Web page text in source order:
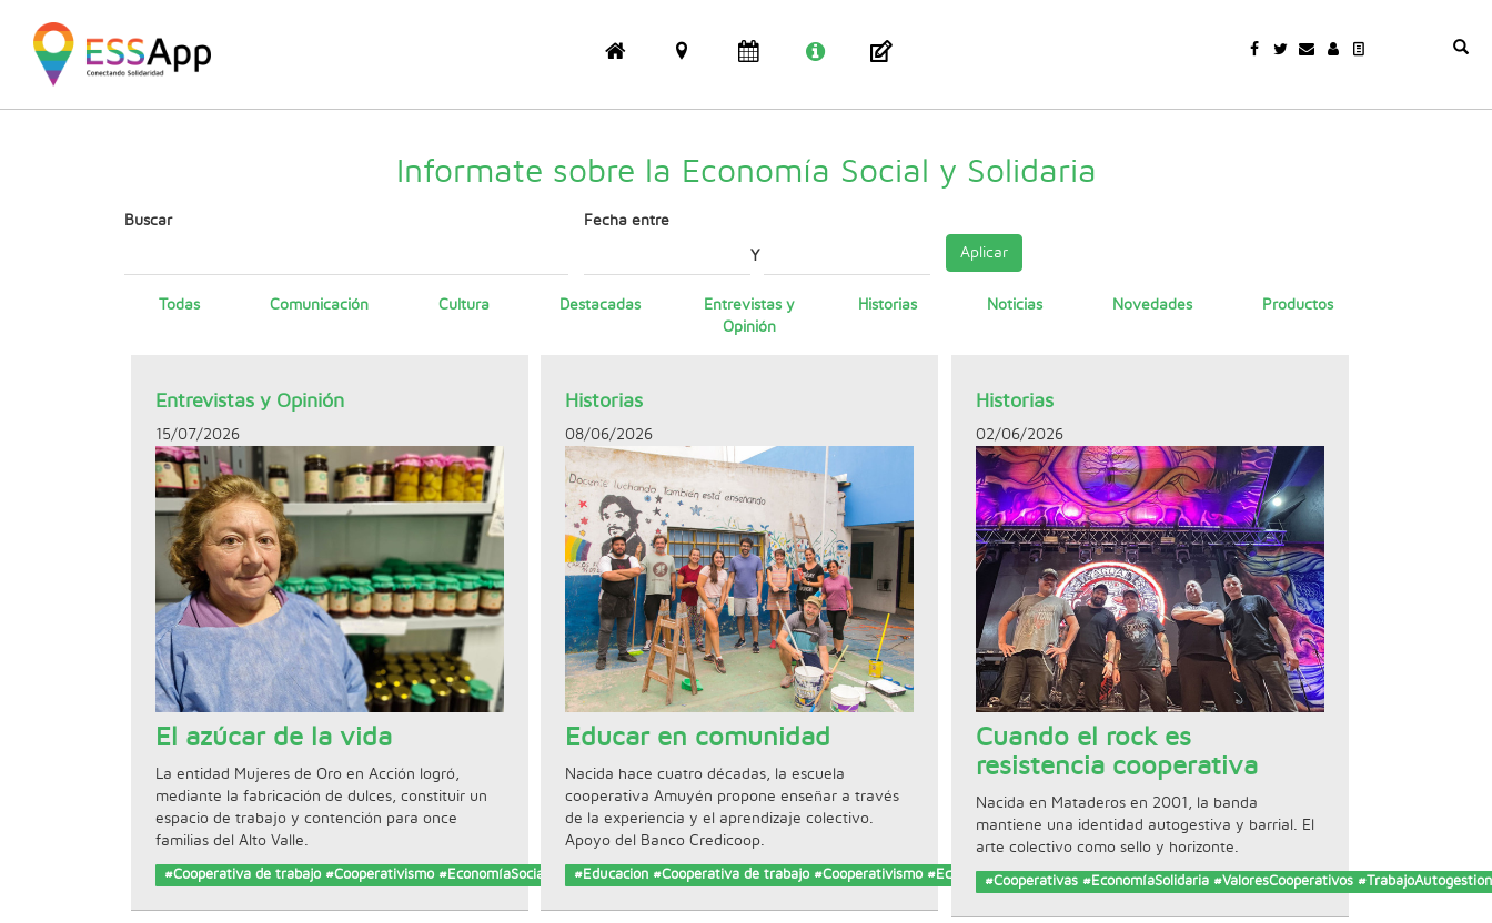
Informate sobre la Economía Social y Solidaria
Buscar Fecha entre
Y Aplicar
Todas Comunicación Cultura Destacadas
Entrevistas y
Opinión
Historias Noticias Novedades Productos
Entrevistas y Opinión
15/07/2026
El azúcar de la vida
La entidad Mujeres de Oro en Acción logró,
mediante la fabricación de dulces, constituir un
espacio de trabajo y contención para once
familias del Alto Valle.
#Cooperativa de trabajo #Cooperativismo #EconomíaSocial
Historias
08/06/2026
Educar en comunidad
Nacida hace cuatro décadas, la escuela
cooperativa Amuyén propone enseñar a través
de la experiencia y el aprendizaje colectivo.
Apoyo del Banco Credicoop.
#Educacion #Cooperativa de trabajo #Cooperativismo #EconomíaSocial
Historias
02/06/2026
Cuando el rock es
resistencia cooperativa
Nacida en Mataderos en 2001, la banda
mantiene una identidad autogestiva y barrial. El
arte colectivo como sello y horizonte.
#Cooperativas #EconomíaSolidaria #ValoresCooperativos